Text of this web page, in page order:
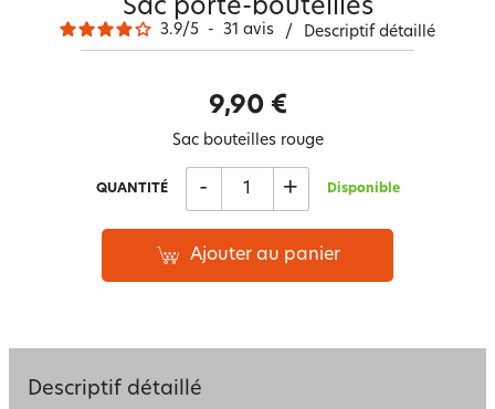
Sac porte-bouteilles
3.9/5 - 31 avis / Descriptif détaillé
9,90 €
Sac bouteilles rouge
QUANTITÉ - + Disponible
Ajouter au panier
Descriptif détaillé